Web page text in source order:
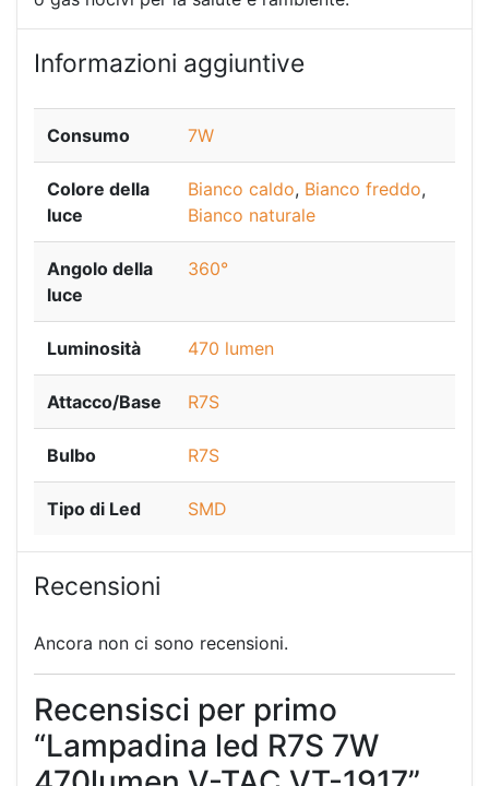
Informazioni aggiuntive
Consumo 7W
Colore della
luce
Bianco caldo, Bianco freddo,
Bianco naturale
Angolo della
luce
360°
Luminosità 470 lumen
Attacco/Base R7S
Bulbo R7S
Tipo di Led SMD
Recensioni
Ancora non ci sono recensioni.
Recensisci per primo
“Lampadina led R7S 7W